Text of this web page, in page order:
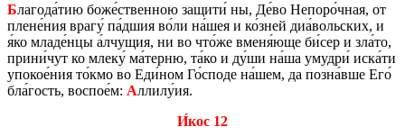
Бла­го­да́тию боже́ствен­ною за­щи­ти́ ны, Де́во Непо­ро́чная, от
плене́ния врагу́ па́дшия во́ли на́шея и ко́зней диа́воль­ских, и
я́ко младе́нцы а́лчу­щия, ни во что́же вменя́юще би́сер и зла́то,
прини́чут ко млеку́ ма́терню, та́ко и ду́ши на́ша умуд­ри́ иска́ти
упо­кое́ния то́кмо во Еди́ном Го́споде на́шем, да позна́вше Его́
бла́гость, вос­пое́м: Аллилу́ия.
И́кос 12